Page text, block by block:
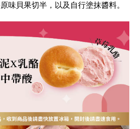
味貝果切半，以及自行塗抹醬料。